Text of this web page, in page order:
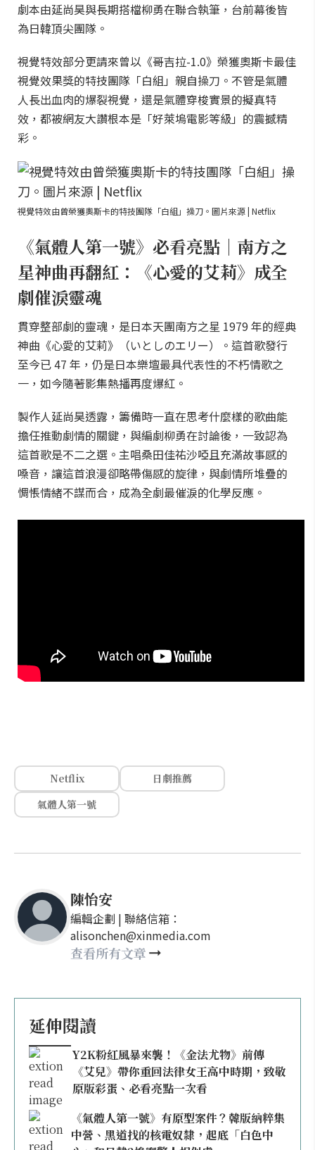
劇本由延尚昊與長期搭檔柳勇在聯合執筆，台前幕後皆
為日韓頂尖團隊。
視覺特效部分更請來曾以《哥吉拉-1.0》榮獲奧斯卡最佳
視覺效果獎的特技團隊「白組」親自操刀。不管是氣體
人長出血肉的爆裂視覺，還是氣體穿梭實景的擬真特
效，都被網友大讚根本是「好萊塢電影等級」的震撼精
彩。
視覺特效由曾榮獲奧斯卡的特技團隊「白組」操刀。圖片來源 | Netflix
《氣體人第一號》必看亮點｜南方之
星神曲再翻紅：《心愛的艾莉》成全
劇催淚靈魂
貫穿整部劇的靈魂，是日本天團南方之星 1979 年的經典
神曲《心愛的艾莉》（いとしのエリー）。這首歌發行
至今已 47 年，仍是日本樂壇最具代表性的不朽情歌之
一，如今隨著影集熱播再度爆紅。
製作人延尚昊透露，籌備時一直在思考什麼樣的歌曲能
擔任推動劇情的關鍵，與編劇柳勇在討論後，一致認為
這首歌是不二之選。主唱桑田佳祐沙啞且充滿故事感的
嗓音，讓這首浪漫卻略帶傷感的旋律，與劇情所堆疊的
惆悵情緒不謀而合，成為全劇最催淚的化學反應。
Netflix
日劇推薦
氣體人第一號
陳怡安
編輯企劃 | 聯絡信箱：
alisonchen@xinmedia.com
查看所有文章
延伸閱讀
Y2K粉紅風暴來襲！《金法尤物》前傳
《艾兒》帶你重回法律女王高中時期，致敬
原版彩蛋、必看亮點一次看
《氣體人第一號》有原型案件？韓版納粹集
中營、黑道找的核電奴隸，起底「白色中